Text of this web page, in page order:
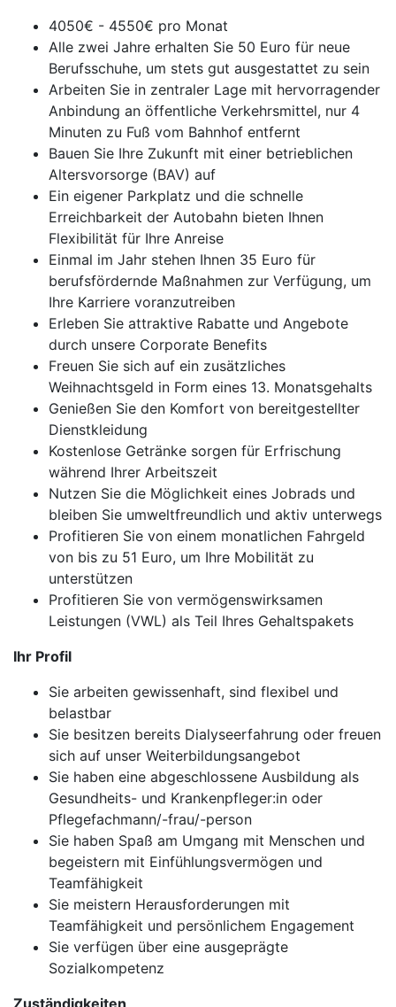
4050€ - 4550€ pro Monat
Alle zwei Jahre erhalten Sie 50 Euro für neue
Berufsschuhe, um stets gut ausgestattet zu sein
Arbeiten Sie in zentraler Lage mit hervorragender
Anbindung an öffentliche Verkehrsmittel, nur 4
Minuten zu Fuß vom Bahnhof entfernt
Bauen Sie Ihre Zukunft mit einer betrieblichen
Altersvorsorge (BAV) auf
Ein eigener Parkplatz und die schnelle
Erreichbarkeit der Autobahn bieten Ihnen
Flexibilität für Ihre Anreise
Einmal im Jahr stehen Ihnen 35 Euro für
berufsfördernde Maßnahmen zur Verfügung, um
Ihre Karriere voranzutreiben
Erleben Sie attraktive Rabatte und Angebote
durch unsere Corporate Benefits
Freuen Sie sich auf ein zusätzliches
Weihnachtsgeld in Form eines 13. Monatsgehalts
Genießen Sie den Komfort von bereitgestellter
Dienstkleidung
Kostenlose Getränke sorgen für Erfrischung
während Ihrer Arbeitszeit
Nutzen Sie die Möglichkeit eines Jobrads und
bleiben Sie umweltfreundlich und aktiv unterwegs
Profitieren Sie von einem monatlichen Fahrgeld
von bis zu 51 Euro, um Ihre Mobilität zu
unterstützen
Profitieren Sie von vermögenswirksamen
Leistungen (VWL) als Teil Ihres Gehaltspakets
Ihr Profil
Sie arbeiten gewissenhaft, sind flexibel und
belastbar
Sie besitzen bereits Dialyseerfahrung oder freuen
sich auf unser Weiterbildungsangebot
Sie haben eine abgeschlossene Ausbildung als
Gesundheits- und Krankenpfleger:in oder
Pflegefachmann/-frau/-person
Sie haben Spaß am Umgang mit Menschen und
begeistern mit Einfühlungsvermögen und
Teamfähigkeit
Sie meistern Herausforderungen mit
Teamfähigkeit und persönlichem Engagement
Sie verfügen über eine ausgeprägte
Sozialkompetenz
Zuständigkeiten